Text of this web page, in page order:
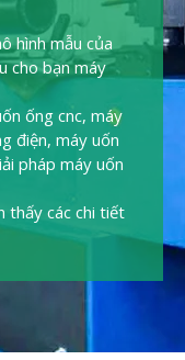
hình mẫu của
cho bạn máy
ống cnc, máy
điện, máy uốn
pháp máy uốn
thấy các chi tiết